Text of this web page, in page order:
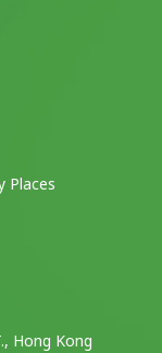
Places
Hong Kong